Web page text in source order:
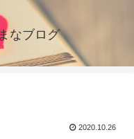
なブログ
2020.10.26